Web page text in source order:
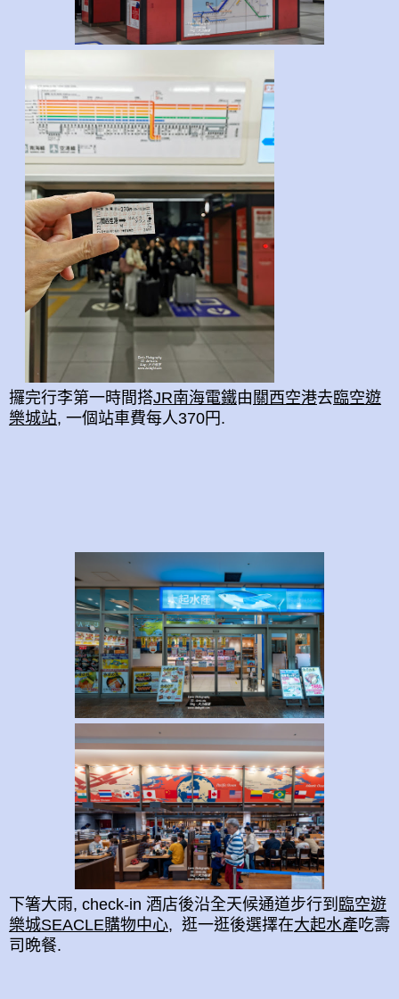
攞完行李第一時間搭JR南海電鐵由 關西空港去臨空遊
樂城站, 一個站車費每人370円.
下箸大雨, check-in 酒店後沿全天候通道步行到 臨空遊
樂城SEACLE購物中心, 逛一逛後選擇在大起水產吃壽
司晩餐.